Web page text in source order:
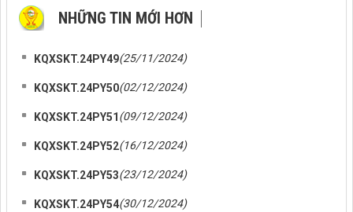
NHỮNG TIN MỚI HƠN
KQXSKT.24PY49(25/11/2024)
KQXSKT.24PY50(02/12/2024)
KQXSKT.24PY51 (09/12/2024)
KQXSKT.24PY52(16/12/2024)
KQXSKT.24PY53(23/12/2024)
KQXSKT.24PY54(30/12/2024)